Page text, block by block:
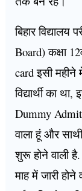
बिहार विद्यालय
Board) कक्षा
card इसी महीने
विद्यार्थी का
Dummy Admit
वाला हूं और
शुरू होने वाली है.
माह में जारी